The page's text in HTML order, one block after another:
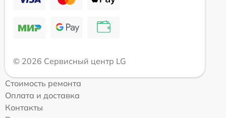
© 2026 Сервисный центр LG
Стоимость ремонта
Оплата и доставка
Контакты